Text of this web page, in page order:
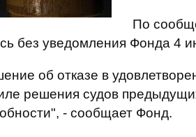
По
без уведомления Фонда 4
об отказе в
решения судов
- сообщает Фонд.